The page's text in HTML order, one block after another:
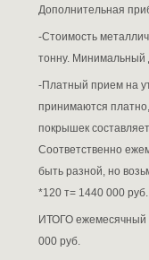
Дополнительная
-Стоимость
тонну. Минимальный
-Платный прием на
принимаются
покрышек
Соответственно
быть разной, но
*120 т= 1440 000 руб.
ИТОГО ежемесячный
000 руб.